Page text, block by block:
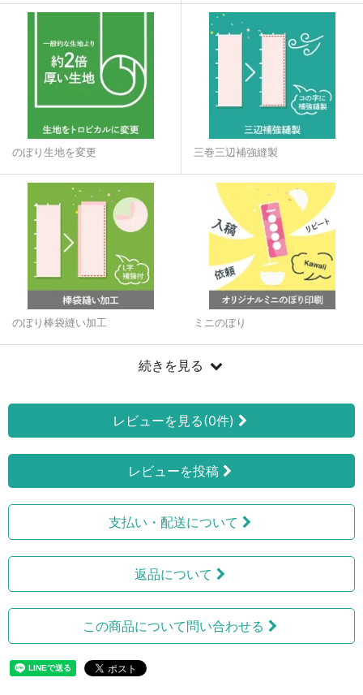
のぼり生地を変更 三巻三辺補強縫製
のぼり棒袋縫い加工 ミニのぼり
続きを見る
レビューを見る(0件)
レビューを投稿
支払い・配送について
返品について
この商品について問い合わせる